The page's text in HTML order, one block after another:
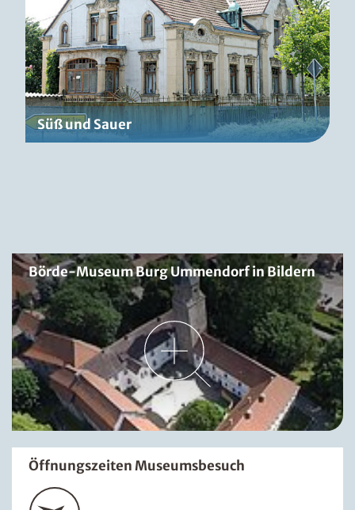
Süß und Sauer
Börde-Museum Burg Ummendorf in Bildern
Öffnungszeiten Museumsbesuch